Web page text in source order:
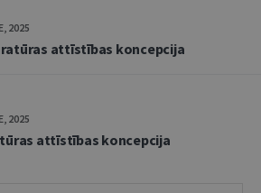
2025
attīstības koncepcija
2025
attīstības koncepcija